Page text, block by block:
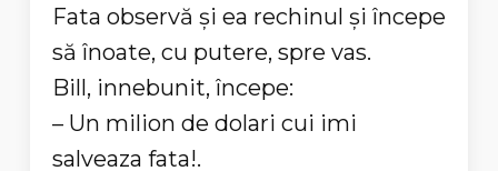
Fata observă și ea rechinul și începe
să înoate, cu putere, spre vas.
Bill, innebunit, începe:
– Un milion de dolari cui imi
salveaza fata!.